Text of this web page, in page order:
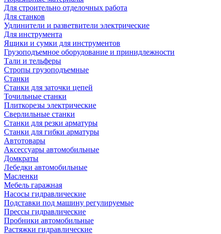
Для строительно отделочных работа
Для станков
Удлинители и разветвители электрические
Для инструмента
Ящики и сумки для инструментов
Грузоподъемное оборудование и принидлежности
Тали и тельферы
Стропы грузоподъемные
Станки
Станки для заточки цепей
Точильные станки
Плиткорезы электрические
Сверлильные станки
Станки для резки арматуры
Станки для гибки арматуры
Автотовары
Аксессуары автомобильные
Домкраты
Лебедки автомобильные
Масленки
Мебель гаражная
Насосы гидравлические
Подставки под машину регулируемые
Прессы гидравлические
Пробники автомобильные
Растяжки гидравлические